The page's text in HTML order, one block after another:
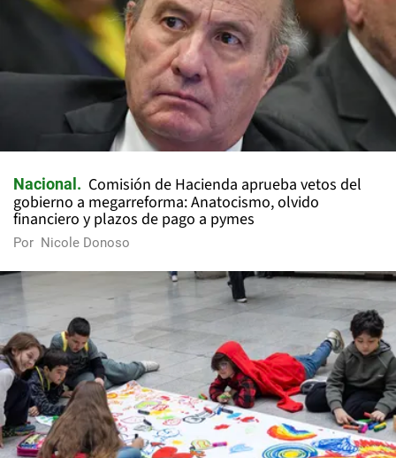
Nacional
Comisión de Hacienda aprueba vetos del
gobierno a megarreforma: Anatocismo, olvido
financiero y plazos de pago a pymes
Por Nicole Donoso